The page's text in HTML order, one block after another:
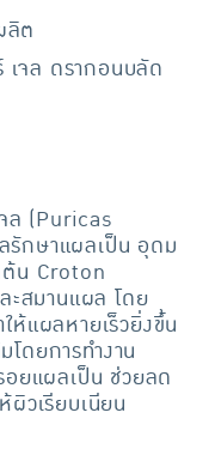
ลิต
เจล ดรากอนบลัด
ล (Puricas
รักษาแผลเป็น อุดม
น Croton
ะสมานแผล โดย
ห้แผลหายเร็วยิ่งขึ้น
ดยการทำงาน
ยแผลเป็น ช่วยลด
ผิวเรียบเนียน